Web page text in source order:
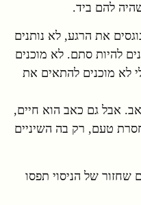
להם ביד.
את הרגע, לא נותנים
להיות סתם. לא מוכנים
לא מוכנים להתאים את
אבל גם כאב הוא חיים,
טעם, רק בה השיניים
שחזור של הניסוי תפסו